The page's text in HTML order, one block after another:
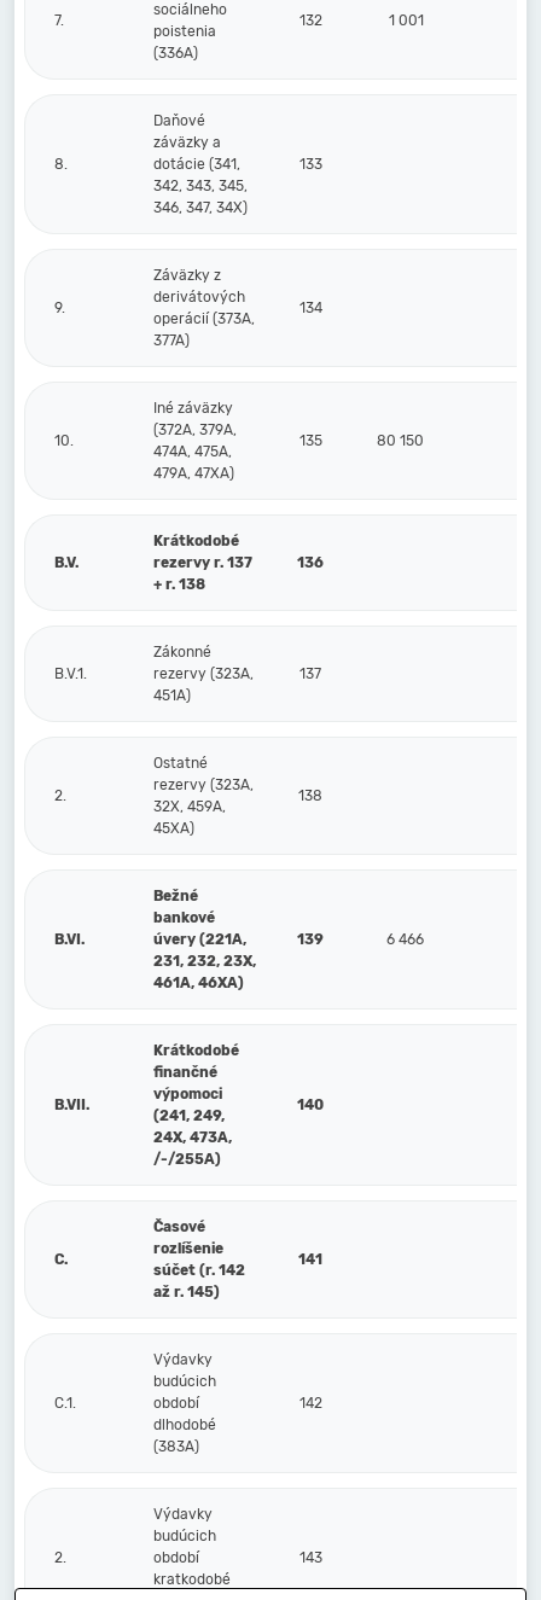
7.
sociálneho
poistenia
(336A)
132 1 001
8.
Daňové
záväzky a
dotácie (341,
342, 343, 345,
346, 347, 34X)
133
9.
Záväzky z
derivátových
operácií (373A,
377A)
134
10.
Iné záväzky
(372A, 379A,
474A, 475A,
479A, 47XA)
135 80 150
B.V.
Krátkodobé
rezervy r. 137
+ r. 138
136
B.V.1.
Zákonné
rezervy (323A,
451A)
137
2.
Ostatné
rezervy (323A,
32X, 459A,
45XA)
138
B.VI.
Bežné
bankové
úvery (221A,
231, 232, 23X,
461A, 46XA)
139 6 466
B.VII.
Krátkodobé
finančné
výpomoci
(241, 249,
24X, 473A,
/-/255A)
140
C.
Časové
rozlíšenie
súčet (r. 142
až r. 145)
141
C.1.
Výdavky
budúcich
období
dlhodobé
(383A)
142
2.
Výdavky
budúcich
období
kratkodobé
143